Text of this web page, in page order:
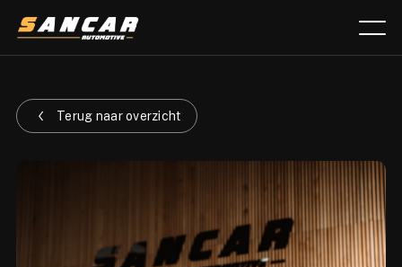
Aanbod
Verkocht
Terug naar overzicht